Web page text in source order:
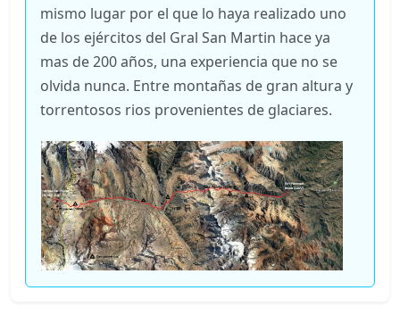
mismo lugar por el que lo haya realizado uno
de los ejércitos del Gral San Martin hace ya
mas de 200 años, una experiencia que no se
olvida nunca. Entre montañas de gran altura y
torrentosos rios provenientes de glaciares.